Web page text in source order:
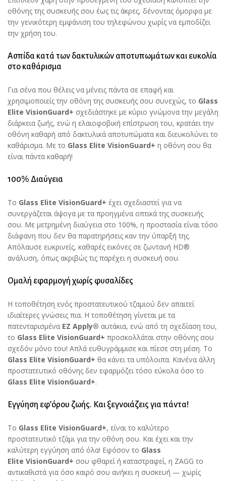
οθόνης της συσκευής σου έως τις άκρες, δένοντας όμορφα με
την γενικότερη εμφάνιση του τηλεφώνου χωρίς να εμποδίζει
την χρήση του.
Ασπίδα κατά των δακτυλικών αποτυπωμάτων και ευκολία
στο καθάρισμα
Για σένα που θέλεις να μένεις πάντα σε επαφή και
χρησιμοποιείς την οθόνη της συσκευής σου συνεχώς, το Glass
Elite VisionGuard+ σχεδιάστηκε με κύριο γνώμονα την μεγάλη
διάρκεια ζωής, ενώ η ελαιοφοβική επίστρωση του, κρατάει την
οθόνη καθαρή από δακτυλικά αποτυπώματα και διευκολύνει το
καθάρισμα. Με το Glass Elite VisionGuard+ η οθόνη σου θα
είναι πάντα καθαρή!
100% Διαύγεια
Το Glass Elite VisionGuard+ έχει σχεδιαστεί για να
συνεργάζεται άψογα με τα προηγμένα οπτικά της συσκευής
σου. Με μετρημένη διαύγεια στο 100%, η προστασία είναι τόσο
διάφανη που δεν θα παρατηρήσεις καν την ύπαρξή της.
Απόλαυσε ευκρινείς, καθαρές εικόνες σε ζωντανή HD®
ανάλυση, όπως ακριβώς τις παρέχει η συσκευή σου.
Ομαλή εφαρμογή χωρίς φυσαλίδες
Η τοποθέτηση ενός προστατευτικού τζαμιού δεν απαιτεί
ιδιαίτερες γνώσεις πια. Η τοποθέτηση γίνεται με τα
πατενταρισμένα EZ Apply® αυτάκια, ενώ από τη σχεδίαση του,
το Glass Elite VisionGuard+ προσκολλάται στην οθόνης σου
σχεδόν μόνο του! Απλά ευθυγράμμισε και πίεσε στη μέση. Το
Glass Elite VisionGuard+ θα κάνει τα υπόλοιπα. Κανένα άλλη
προστατευτικό οθόνης δεν εφαρμόζει τόσο εύκολα όσο το
Glass Elite VisionGuard+.
Εγγύηση εφ’όρου ζωής. Και ξεγνοιάζεις για πάντα!
Το Glass Elite VisionGuard+, είναι το καλύτερο
προστατευτικό τζάμι για την οθόνη σου. Και έχει και την
καλύτερη εγγύηση από όλα! Εφόσον το Glass
Elite VisionGuard+ σου φθαρεί ή καταστραφεί, η ZAGG το
αντικαθιστά για όσο καιρό σου ανήκει η συσκευή — χωρίς